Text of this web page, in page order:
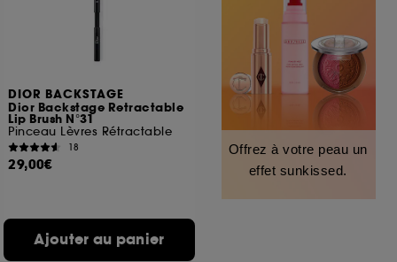
DIOR BACKSTAGE
Dior Backstage Retractable
Lip Brush N°31
Pinceau Lèvres Rétractable
18
29,00€
Ajouter au panier
Offrez à votre peau un
effet sunkissed.